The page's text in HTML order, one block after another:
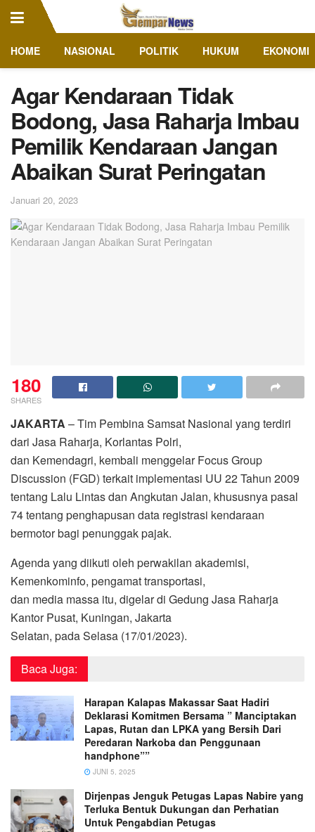
HOME NASIONAL POLITIK HUKUM EKONOMI
Agar Kendaraan Tidak
Bodong, Jasa Raharja Imbau
Pemilik Kendaraan Jangan
Abaikan Surat Peringatan
Januari 20, 2023
180
SHARES
JAKARTA – Tim Pembina Samsat Nasional yang terdiri
dari Jasa Raharja, Korlantas Polri,
dan Kemendagri, kembali menggelar Focus Group
Discussion (FGD) terkait implementasi UU 22 Tahun 2009
tentang Lalu Lintas dan Angkutan Jalan, khususnya pasal
74 tentang penghapusan data registrasi kendaraan
bermotor bagi penunggak pajak.
Agenda yang diikuti oleh perwakilan akademisi,
Kemenkominfo, pengamat transportasi,
dan media massa itu, digelar di Gedung Jasa Raharja
Kantor Pusat, Kuningan, Jakarta
Selatan, pada Selasa (17/01/2023).
Baca Juga:
Harapan Kalapas Makassar Saat Hadiri
Deklarasi Komitmen Bersama ” Manciptakan
Lapas, Rutan dan LPKA yang Bersih Dari
Peredaran Narkoba dan Penggunaan
handphone””
JUNI 5, 2025
Dirjenpas Jenguk Petugas Lapas Nabire yang
Terluka Bentuk Dukungan dan Perhatian
Untuk Pengabdian Petugas